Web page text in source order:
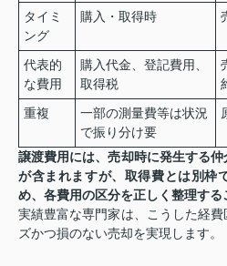
タイミ
ング
購入・取得時
代表的
な費用
購入代金、登記費用、
取得税
重複
一部の測量費等は状況
で振り分け要
譲渡費用には、売却時に発生する
が含まれますが、取得費とは別枠
め、各費用の区分を正しく整理する
実績豊富な専門家は、こうした経
ズかつ損のない売却を実現します。